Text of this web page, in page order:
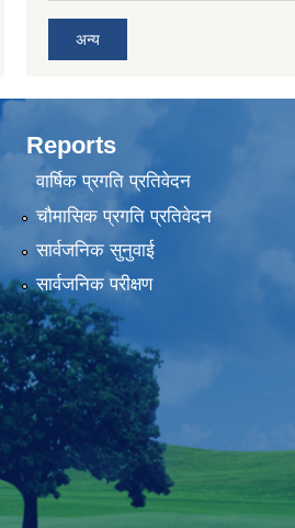
अन्य
Reports
वार्षिक प्रगति प्रतिवेदन
चौमासिक प्रगति प्रतिवेदन
सार्वजनिक सुनुवाई
सार्वजनिक परीक्षण